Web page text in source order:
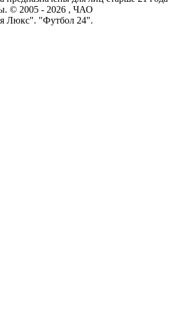
© 2005 - 2026 , ЧАО
Люкс". "Футбол 24".